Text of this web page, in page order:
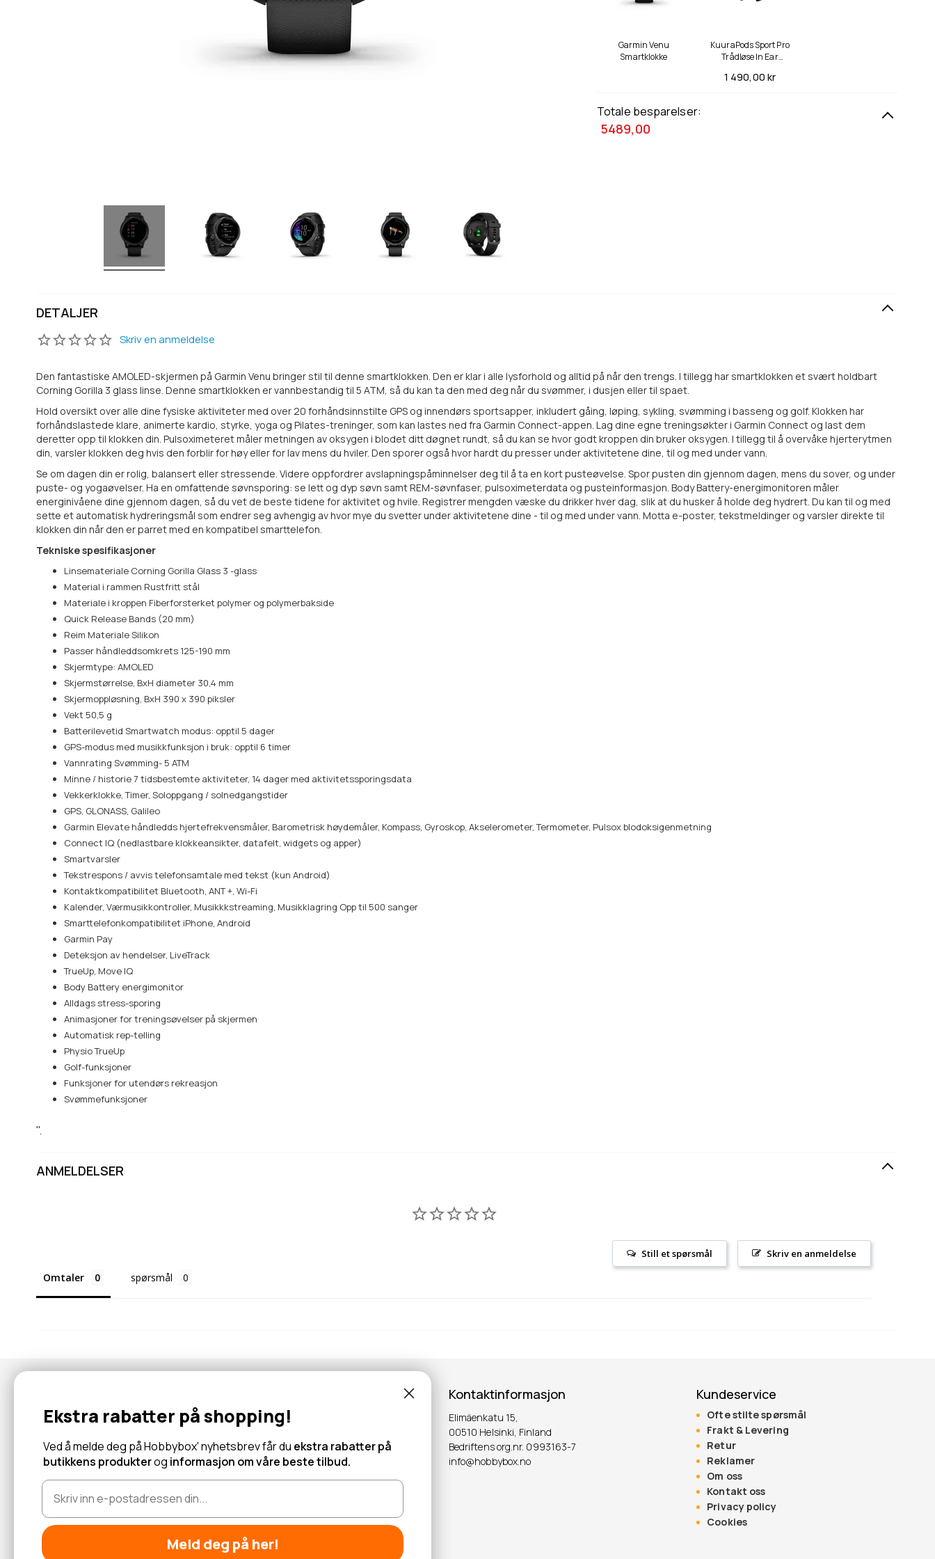
Garmin Venu
Smartklokke
KuuraPods Sport Pro
Trådløse In Ear
1 490,00 kr
Totale besparelser:
5489,00
DETALJER
Skriv en anmeldelse
Den fantastiske AMOLED-skjermen på Garmin Venu bringer stil til denne smartklokken. Den er klar i alle lysforhold og alltid på når den trengs. I tillegg har smartklokken et svært holdbart
Corning Gorilla 3 glass linse. Denne smartklokken er vannbestandig til 5 ATM, så du kan ta den med deg når du svømmer, i dusjen eller til spaet.
Hold oversikt over alle dine fysiske aktiviteter med over 20 forhåndsinnstilte GPS og innendørs sportsapper, inkludert gåing, løping, sykling, svømming i basseng og golf. Klokken har
forhåndslastede klare, animerte kardio, styrke, yoga og Pilates-treninger, som kan lastes ned fra Garmin Connect-appen. Lag dine egne treningsøkter i Garmin Connect og last dem
deretter opp til klokken din. Pulsoximeteret måler metningen av oksygen i blodet ditt døgnet rundt, så du kan se hvor godt kroppen din bruker oksygen. I tillegg til å overvåke hjerterytmen
din, varsler klokken deg hvis den forblir for høy eller for lav mens du hviler. Den sporer også hvor hardt du presser under aktivitetene dine, til og med under vann.
Se om dagen din er rolig, balansert eller stressende. Videre oppfordrer avslapningspåminnelser deg til å ta en kort pusteøvelse. Spor pusten din gjennom dagen, mens du sover, og under
puste- og yogaøvelser. Ha en omfattende søvnsporing: se lett og dyp søvn samt REM-søvnfaser, pulsoximeterdata og pusteinformasjon. Body Battery-energimonitoren måler
energinivåene dine gjennom dagen, så du vet de beste tidene for aktivitet og hvile. Registrer mengden væske du drikker hver dag, slik at du husker å holde deg hydrert. Du kan til og med
sette et automatisk hydreringsmål som endrer seg avhengig av hvor mye du svetter under aktivitetene dine - til og med under vann. Motta e-poster, tekstmeldinger og varsler direkte til
klokken din når den er parret med en kompatibel smarttelefon.
Tekniske spesifikasjoner
Linsemateriale Corning Gorilla Glass 3 -glass
Material i rammen Rustfritt stål
Materiale i kroppen Fiberforsterket polymer og polymerbakside
Quick Release Bands (20 mm)
Reim Materiale Silikon
Passer håndleddsomkrets 125-190 mm
Skjermtype: AMOLED
Skjermstørrelse, BxH diameter 30,4 mm
Skjermoppløsning, BxH 390 x 390 piksler
Vekt 50,5 g
Batterilevetid Smartwatch modus: opptil 5 dager
GPS-modus med musikkfunksjon i bruk: opptil 6 timer
Vannrating Svømming- 5 ATM
Minne / historie 7 tidsbestemte aktiviteter, 14 dager med aktivitetssporingsdata
Vekkerklokke, Timer, Soloppgang / solnedgangstider
GPS, GLONASS, Galileo
Garmin Elevate håndledds hjertefrekvensmåler, Barometrisk høydemåler, Kompass, Gyroskop, Akselerometer, Termometer, Pulsox blodoksigenmetning
Connect IQ (nedlastbare klokkeansikter, datafelt, widgets og apper)
Smartvarsler
Tekstrespons / avvis telefonsamtale med tekst (kun Android)
Kontaktkompatibilitet Bluetooth, ANT +, Wi-Fi
Kalender, Værmusikkontroller, Musikkkstreaming, Musikklagring Opp til 500 sanger
Smarttelefonkompatibilitet iPhone, Android
Garmin Pay
Deteksjon av hendelser, LiveTrack
TrueUp, Move IQ
Body Battery energimonitor
Alldags stress-sporing
Animasjoner for treningsøvelser på skjermen
Automatisk rep-telling
Physio TrueUp
Golf-funksjoner
Funksjoner for utendørs rekreasjon
Svømmefunksjoner
".
ANMELDELSER
Skriv en anmeldelse
Still et spørsmål
Omtaler spørsmål
Abonner for å motta tilbud og informasjon om nye produkter!
OK
Les mer
Kontaktinformasjon
Elimäenkatu 15,
00510 Helsinki, Finland
Bedriftens org.nr. 0993163-7
info@hobbybox.no
Kundeservice
Ofte stilte spørsmål
Frakt & Levering
Retur
Reklamer
Om oss
Kontakt oss
Privacy policy
Cookies
Ekstra rabatter på shopping!
Ved å melde deg på Hobbybox' nyhetsbrev får du ekstra rabatter på
butikkens produkterog informasjon om våre beste tilbud.
Meld deg på her!